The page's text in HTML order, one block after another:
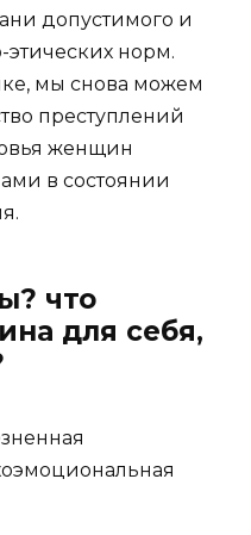
допустимого и
норм.
мы снова можем
преступлений
женщин
в состоянии
что
для себя,